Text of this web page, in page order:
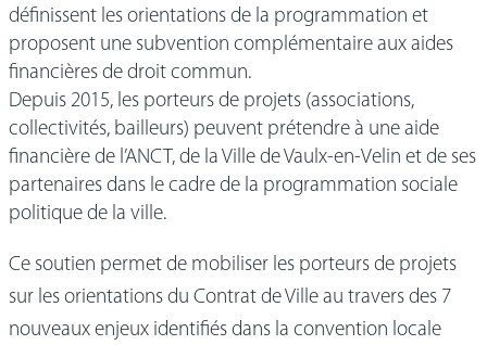
définissent les orientations de la programmation et
proposent une subvention complémentaire aux aides
financières de droit commun.
Depuis 2015, les porteurs de projets (associations,
collectivités, bailleurs) peuvent prétendre à une aide
financière de l’ANCT, de la Ville de Vaulx-en-Velin et de ses
partenaires dans le cadre de la programmation sociale
politique de la ville.
Ce soutien permet de mobiliser les porteurs de projets
sur les orientations du Contrat de Ville au travers des 7
nouveaux enjeux identifiés dans la convention locale